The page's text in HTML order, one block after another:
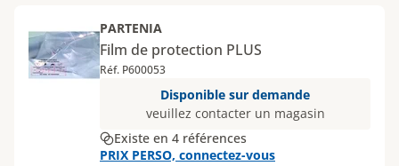
PARTENIA
Film de protection PLUS
Réf. P600053
Disponible sur demande
veuillez contacter un magasin
Existe en 4 références
PRIX PERSO, connectez-vous